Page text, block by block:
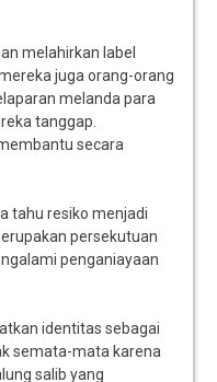
melahirkan label
juga orang-orang
melanda para
tanggap.
secara
tahu resiko menjadi
persekutuan
penganiayaan
identitas sebagai
semata-mata karena
salib yang